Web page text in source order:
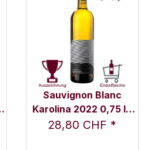
Sauvignon Blanc
Karolina 2022 0,75 l -
Weingut Nicolussi-
28,80 CHF *